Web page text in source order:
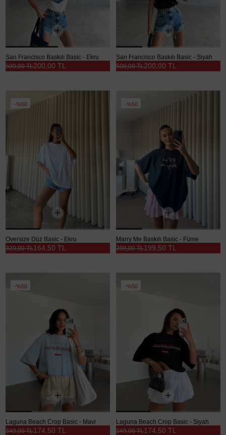
San Francisco Baskılı Basic - Ekru
200,00 TL
500,00 TL
San Francisco Baskılı Basic - Siyah
200,00 TL
500,00 TL
%50
Oversize Düz Basic - Ekru
164,50 TL
329,00 TL
%50
Marry Me Baskılı Basic - Füme
199,50 TL
399,00 TL
%50
Laguna Beach Crop Basic - Mavi
174,50 TL
349,00 TL
%50
Laguna Beach Crop Basic - Siyah
174,50 TL
349,00 TL